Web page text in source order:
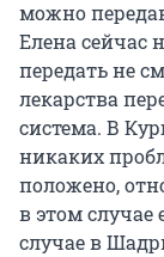
можно
Елена сейчас
передать не
лекарства
система. В
никаких
положено,
в этом
случае в